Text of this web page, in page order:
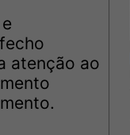
atenção ao